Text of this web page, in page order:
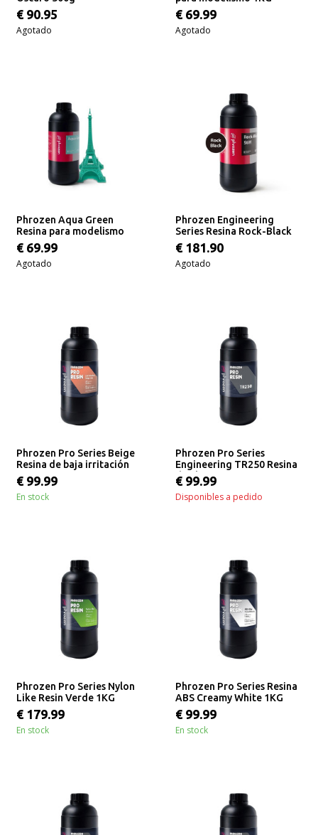
€ 90.95
Agotado
€ 69.99
Agotado
Phrozen Aqua Green
Resina para modelismo
1KG
€ 69.99
Agotado
Phrozen Engineering
Series Resina Rock-Black
Stiff - 1KG
€ 181.90
Agotado
Phrozen Pro Series Beige
Resina de baja irritación
1KG
€ 99.99
En stock
Phrozen Pro Series
Engineering TR250 Resina
de alta temperatura - 1KG
€ 99.99
Disponibles a pedido
Phrozen Pro Series Nylon
Like Resin Verde 1KG
€ 179.99
En stock
Phrozen Pro Series Resina
ABS Creamy White 1KG
€ 99.99
En stock